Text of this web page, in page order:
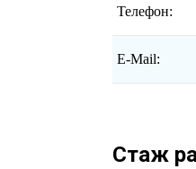
Телефон:
E-Mail:
Стаж